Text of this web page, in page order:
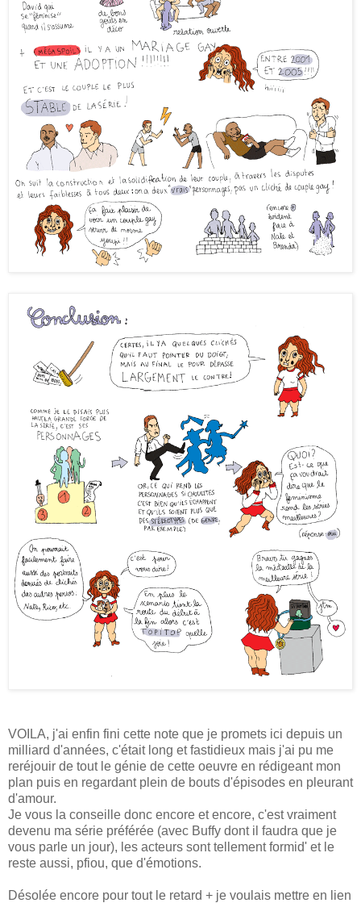
VOILA, j'ai enfin fini cette note que je promets ici depuis un
milliard d'années, c'était long et fastidieux mais j'ai pu me
reréjouir de tout le génie de cette oeuvre en rédigeant mon
plan puis en regardant plein de bouts d'épisodes en pleurant
d'amour.
Je vous la conseille donc encore et encore, c'est vraiment
devenu ma série préférée (avec Buffy dont il faudra que je
vous parle un jour), les acteurs sont tellement formid' et le
reste aussi, pfiou, que d'émotions.
Désolée encore pour tout le retard + je voulais mettre en lien